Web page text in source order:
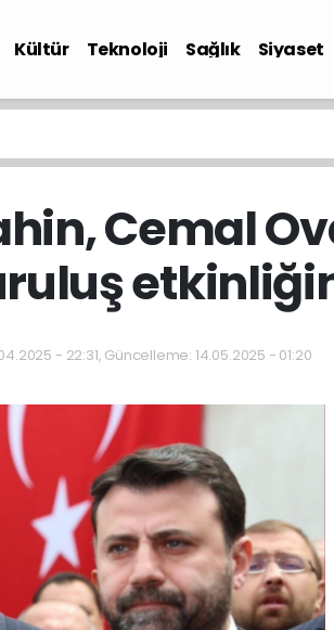
Kültür Teknoloji Sağlık Siyaset
Cemal
- 22:31, Güncelleme: 14.05.2025 - 01:20